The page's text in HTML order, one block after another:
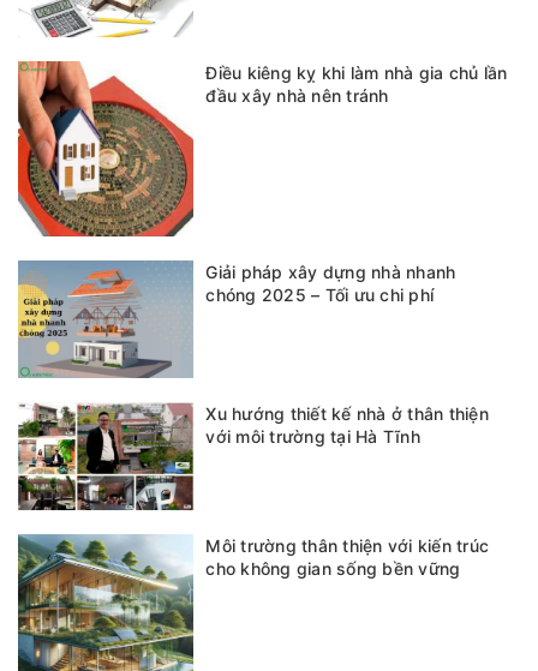
Điều kiêng kỵ khi làm nhà gia chủ lần
đầu xây nhà nên tránh
Giải pháp xây dựng nhà nhanh
chóng 2025 – Tối ưu chi phí
Xu hướng thiết kế nhà ở thân thiện
với môi trường tại Hà Tĩnh
Môi trường thân thiện với kiến trúc
cho không gian sống bền vững